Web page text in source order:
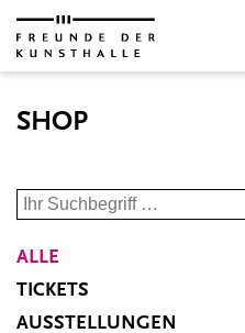
SHOP
ALLE
TICKETS
AUSSTELLUNGEN